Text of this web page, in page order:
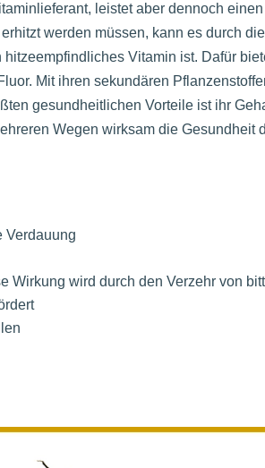
leistet aber dennoch
werden müssen, kann es durch
Vitamin ist. Dafür
Mit ihren sekundären
gesundheitlichen Vorteile ist ihr
Wegen wirksam die Gesundheit
Verdauung
wird durch den Verzehr von